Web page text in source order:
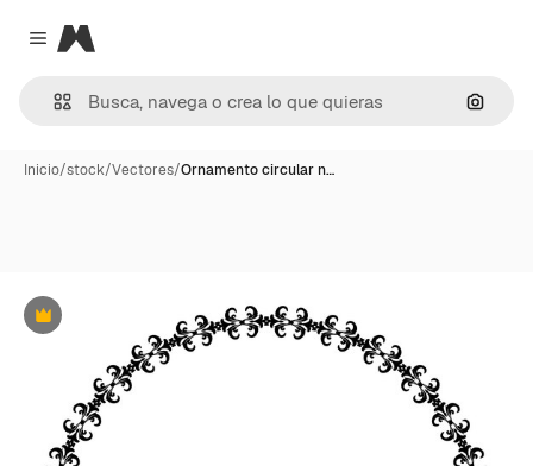
Close menu
Magnific
Inicio/stock/Vectores/Ornamento circular n…
Premium